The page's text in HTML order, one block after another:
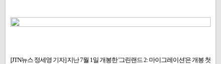
[JTN뉴스 정세영 기자] 지난 7월 1일 개봉한 '그린랜드 2: 마이그레이션'은 개봉 첫